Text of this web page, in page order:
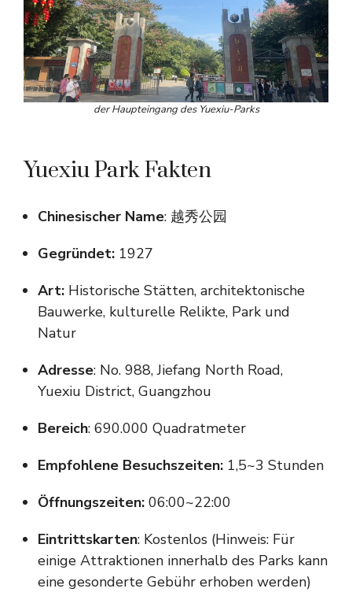
der Haupteingang des Yuexiu-Parks
Yuexiu Park Fakten
Chinesischer Name: 越秀公园
Gegründet: 1927
Art: Historische Stätten, architektonische
Bauwerke, kulturelle Relikte, Park und
Natur
Adresse: No. 988, Jiefang North Road,
Yuexiu District, Guangzhou
Bereich: 690.000 Quadratmeter
Empfohlene Besuchszeiten: 1,5~3 Stunden
Öffnungszeiten: 06:00~22:00
Eintrittskarten: Kostenlos (Hinweis: Für
einige Attraktionen innerhalb des Parks kann
eine gesonderte Gebühr erhoben werden)